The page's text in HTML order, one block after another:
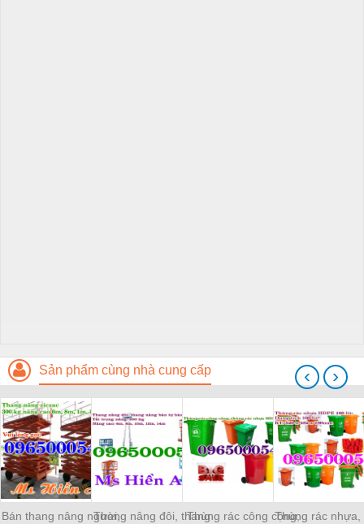
Sản phẩm cùng nhà cung cấp
Bán thang nâng người,Thang nâng đôi, thangThùng rác công cộng,Thùng rác nhựa,
‹ ›